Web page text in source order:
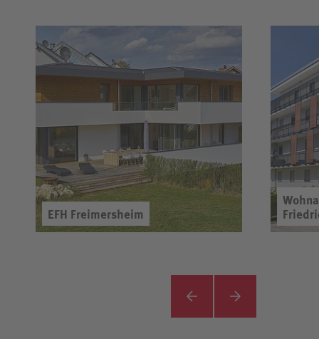
EFH Freimersheim